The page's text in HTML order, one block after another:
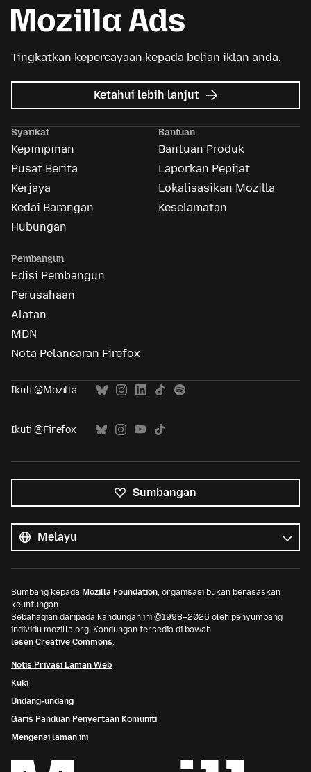
Tingkatkan kepercayaan kepada belian iklan anda.
Ketahui lebih lanjut tentang
Iklan
Syarikat
Kepimpinan
Pusat Berita
Kerjaya
Kedai Barangan
Hubungan
Bantuan
Bantuan Produk
Laporkan Pepijat
Lokalisasikan Mozilla
Keselamatan
Pembangun
Edisi Pembangun
Perusahaan
Alatan
MDN
Nota Pelancaran Firefox
Ikuti @Mozilla
Ikuti @Firefox
Sumbangan
bahasa
Bahasa
Sumbang kepada Mozilla Foundation, organisasi bukan berasaskan
keuntungan.
Sebahagian daripada kandungan ini ©1998–2026 oleh penyumbang
individu mozilla.org. Kandungan tersedia di bawah
lesen Creative Commons.
Notis Privasi Laman Web
Kuki
Undang-undang
Garis Panduan Penyertaan Komuniti
Mengenai laman ini